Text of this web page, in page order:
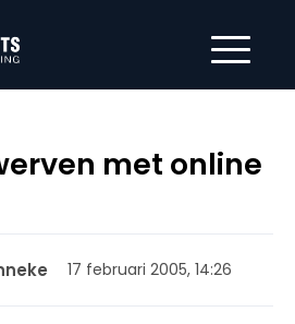
met online
17 februari 2005, 14:26